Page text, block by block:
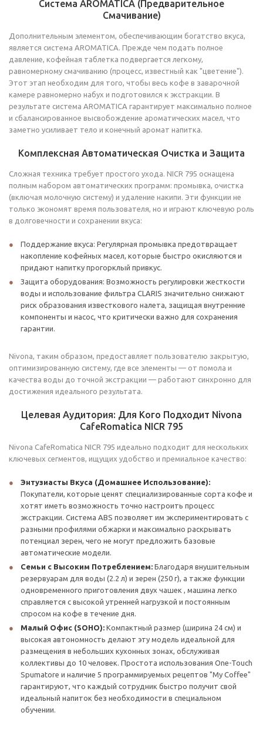
Система AROMATICA (Предварительное
Смачивание)
Дополнительным элементом, обеспечивающим богатство вкуса,
является система AROMATICA. Прежде чем подать полное
давление, кофейная таблетка подвергается легкому,
равномерному смачиванию (процесс, известный как "цветение").
Этот этап необходим для того, чтобы весь кофе в заварочной
камере равномерно набух и подготовился к экстракции. В
результате система AROMATICA гарантирует максимально полное
и сбалансированное высвобождение ароматических масел, что
заметно усиливает тело и конечный аромат напитка.
Комплексная Автоматическая Очистка и Защита
Сложная техника требует простого ухода. NICR 795 оснащена
полным набором автоматических программ: промывка, очистка
(включая молочную систему) и удаление накипи. Эти функции не
только экономят время пользователя, но и играют ключевую роль
в долговечности и сохранении вкуса:
Поддержание вкуса: Регулярная промывка предотвращает
накопление кофейных масел, которые быстро окисляются и
придают напитку прогорклый привкус.
Защита оборудования: Возможность регулировки жесткости
воды и использование фильтра CLARIS значительно снижают
риск образования известкового налета, защищая внутренние
компоненты и насос, что критически важно для сохранения
гарантии.
Nivona, таким образом, предоставляет пользователю закрытую,
оптимизированную систему, где все элементы — от помола и
качества воды до точной экстракции — работают синхронно для
достижения идеального результата.
Целевая Аудитория: Для Кого Подходит Nivona
CafeRomatica NICR 795
Nivona CafeRomatica NICR 795 идеально подходит для нескольких
ключевых сегментов, ищущих удобство и премиальное качество:
Энтузиасты Вкуса (Домашнее Использование):
Покупатели, которые ценят специализированные сорта кофе и
хотят иметь возможность точно настроить процесс
экстракции. Система ABS позволяет им экспериментировать с
разными профилями обжарки и максимально раскрывать
потенциал зерен, чего не могут предложить базовые
автоматические модели.
Семьи с Высоким Потреблением: Благодаря внушительным
резервуарам для воды (2.2 л) и зерен (250 г), а также функции
одновременного приготовления двух чашек , машина легко
справляется с высокой утренней нагрузкой и постоянным
спросом на кофе в течение дня.
Малый Офис (SOHO): Компактный размер (ширина 24 см) и
высокая автономность делают эту модель идеальной для
размещения в небольших кухонных зонах, обслуживая
коллективы до 10 человек. Простота использования One-Touch
Spumatore и наличие 5 программируемых рецептов "My Coffee"
гарантируют, что каждый сотрудник быстро получит свой
идеальный напиток без необходимости в специальном
обучении.